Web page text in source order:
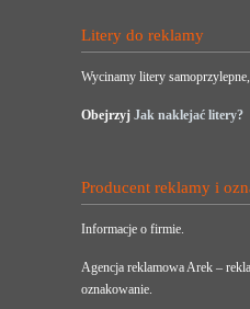
Litery do reklamy
Wycinamy litery
Obejrzyj Jak naklejać litery?
Producent reklamy i
Informacje o firmie.
Agencja reklamowa Arek –
oznakowanie.